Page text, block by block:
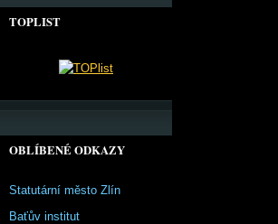
TOPLIST
OBLÍBENÉ ODKAZY
Statutární město Zlín
Baťův institut